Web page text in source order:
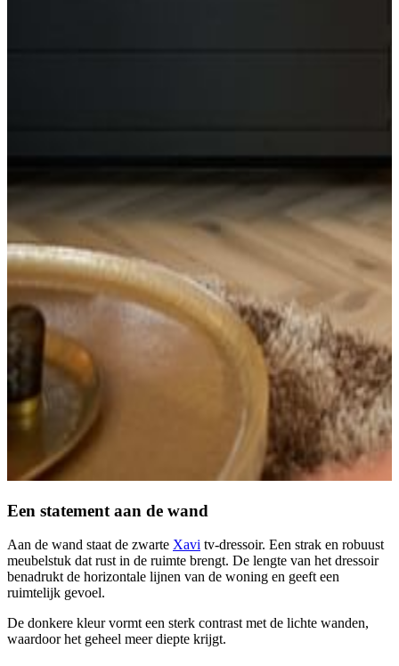
Een statement aan de wand
Aan de wand staat de zwarte Xavi tv-dressoir. Een strak en robuust
meubelstuk dat rust in de ruimte brengt. De lengte van het dressoir
benadrukt de horizontale lijnen van de woning en geeft een
ruimtelijk gevoel.
De donkere kleur vormt een sterk contrast met de lichte wanden,
waardoor het geheel meer diepte krijgt.